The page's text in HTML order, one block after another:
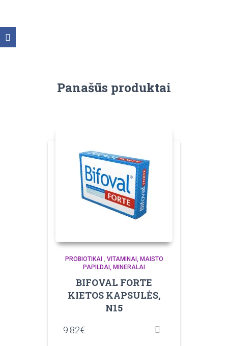
Panašūs produktai
PROBIOTIKAI , VITAMINAI, MAISTO
PAPILDAI, MINERALAI
BIFOVAL FORTE
KIETOS KAPSULĖS,
N15
9.82€